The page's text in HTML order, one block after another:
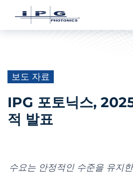
보도 자료
IPG 포토닉스,
적 발표
수요는 안정적인 수준을 유지